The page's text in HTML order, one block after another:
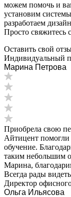
можем помочь и
установим
разработаем
Просто свяжитесь
Оставить свой
Индивидуальный
Марина Петрова
Приобрела свою
Айтицент помогли
обучение.
таким небольшим
Марина,
Всегда рады
Директор
Ольга Ильясова